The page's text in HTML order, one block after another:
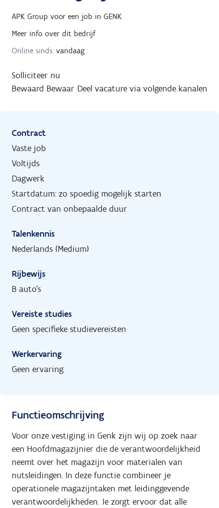
APK Group voor een job in GENK
Meer info over dit bedrijf
Online sinds: vandaag
Solliciteer nu
Bewaard Bewaar Deel vacature via volgende kanalen
Contract
Vaste job
Voltijds
Dagwerk
Startdatum: zo spoedig mogelijk starten
Contract van onbepaalde duur
Talenkennis
Nederlands (Medium)
Rijbewijs
B auto's
Vereiste studies
Geen specifieke studievereisten
Werkervaring
Geen ervaring
Functieomschrijving
Voor onze vestiging in Genk zijn wij op zoek naar
een Hoofdmagazijnier die de verantwoordelijkheid
neemt over het magazijn voor materialen van
nutsleidingen. In deze functie combineer je
operationele magazijntaken met leidinggevende
verantwoordelijkheden. Je zorgt ervoor dat alle